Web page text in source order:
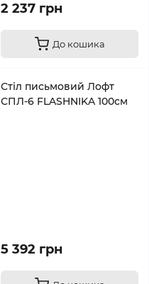
2 237 грн
До кошика
Стіл письмовий Лофт
СПЛ-6 FLASHNIKA 100см
5 392 грн